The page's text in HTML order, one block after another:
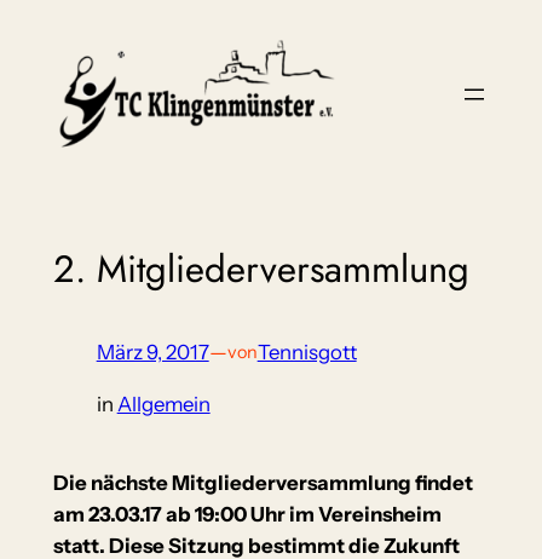
springen
2. Mitgliederversammlung
März 9, 2017—vonTennisgott
in Allgemein
Die nächste Mitgliederversammlung findet
am 23.03.17 ab 19:00 Uhr im Vereinsheim
statt. Diese Sitzung bestimmt die Zukunft